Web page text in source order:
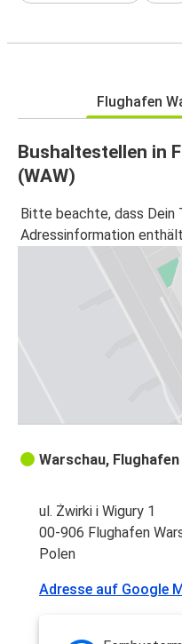
Flughafen
Bushaltestellen in
(WAW)
Bitte beachte, dass
Adressinformation
Warschau,
ul. Żwirki i Wigury 1
00-906 Flughafen
Polen
Adresse auf Google